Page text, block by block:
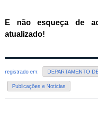
E não esqueça de
atualizado!
registrado em: DEPARTAMENTO
Publicações e Notícias